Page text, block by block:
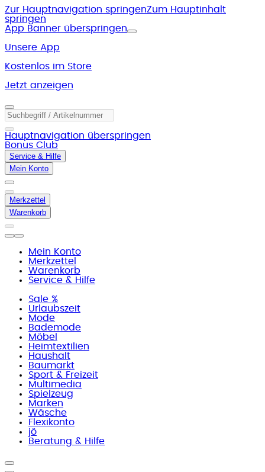
Zur Hauptnavigation springenZum Hauptinhalt
springen
App Banner überspringen
Unsere App
Kostenlos im Store
Jetzt anzeigen
Hauptnavigation überspringen
Bonus Club
Service & Hilfe
Mein Konto
Merkzettel
Warenkorb
Mein Konto
Merkzettel
Warenkorb
Service & Hilfe
Sale %
Urlaubszeit
Mode
Bademode
Möbel
Heimtextilien
Haushalt
Baumarkt
Sport & Freizeit
Multimedia
Spielzeug
Marken
Wäsche
Flexikonto
jö
Beratung & Hilfe